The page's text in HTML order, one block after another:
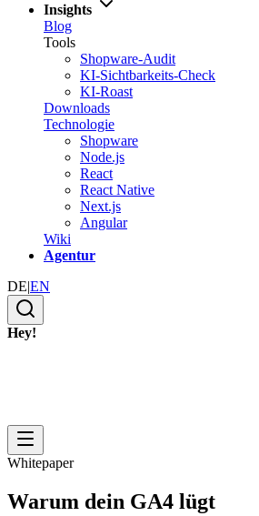
Insights
Blog
Tools
Shopware-Audit
KI-Sichtbarkeits-Check
KI-Roast
Downloads
Technologie
Shopware
Node.js
React
React Native
Next.js
Angular
Wiki
Agentur
DE|EN
Hey!
Whitepaper
Warum dein GA4 lügt